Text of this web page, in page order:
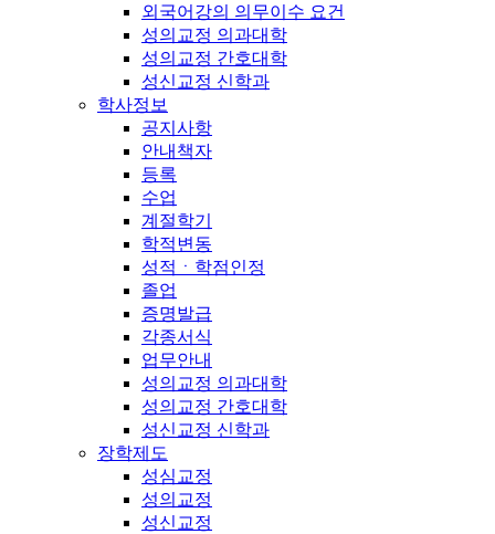
외국어강의 의무이수 요건
성의교정 의과대학
성의교정 간호대학
성신교정 신학과
학사정보
공지사항
안내책자
등록
수업
계절학기
학적변동
성적ㆍ학점인정
졸업
증명발급
각종서식
업무안내
성의교정 의과대학
성의교정 간호대학
성신교정 신학과
장학제도
성심교정
성의교정
성신교정